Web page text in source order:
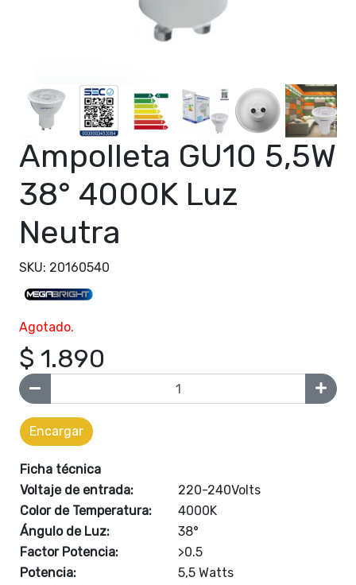
Ampolleta GU10 5,5W
38° 4000K Luz
Neutra
SKU: 20160540
Agotado.
$ 1.890
Encargar
Ficha técnica
Voltaje de entrada:
220-240Volts
Color de Temperatura:
4000K
Ángulo de Luz:
38°
Factor Potencia:
>0.5
Potencia:
5,5 Watts